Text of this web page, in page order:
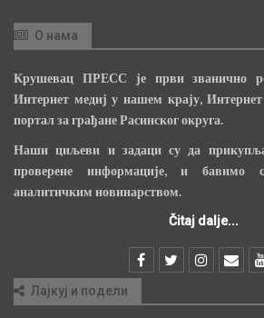
О нама
Крушевац ПРЕСС је први званично
Интернет медиј у нашем крају,
портал за грађане Расинског округа.
Наши циљеви и задаци су да
проверене информације, и бавимо
аналитичким новинарством.
Čitaj dalje...
Лајкуј и подели